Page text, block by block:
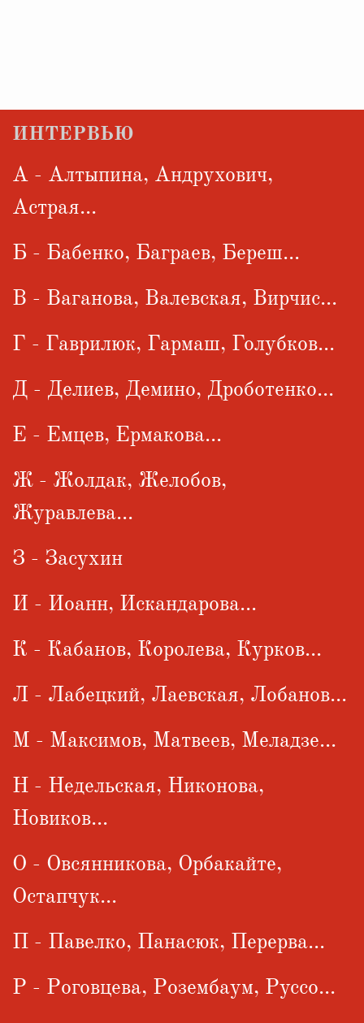
ИНТЕРВЬЮ
А - Алтыпина, Андрухович,
Астрая...
Б - Бабенко, Баграев, Береш...
В - Ваганова, Валевская, Вирчис...
Г - Гаврилюк, Гармаш, Голубков...
Д - Делиев, Демино, Дроботенко...
Е - Емцев, Ермакова...
Ж - Жолдак, Желобов,
Журавлева...
З - Засухин
И - Иоанн, Искандарова...
К - Кабанов, Королева, Курков...
Л - Лабецкий, Лаевская, Лобанов...
М - Максимов, Матвеев, Меладзе...
Н - Недельская, Никонова,
Новиков...
О - Овсянникова, Орбакайте,
Остапчук...
П - Павелко, Панасюк, Перерва...
Р - Роговцева, Розембаум, Руссо...